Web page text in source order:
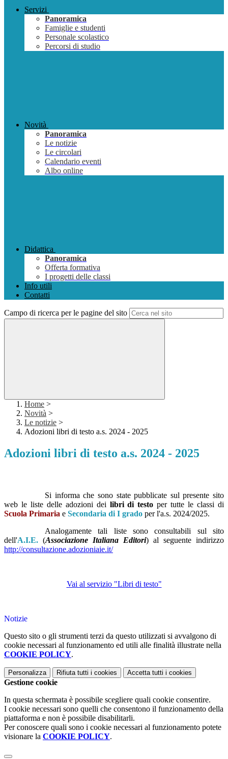
Servizi
Panoramica
Famiglie e studenti
Personale scolastico
Percorsi di studio
Novità
Panoramica
Le notizie
Le circolari
Calendario eventi
Albo online
Didattica
Panoramica
Offerta formativa
I progetti delle classi
Info utili
Contatti
Campo di ricerca per le pagine del sito
Home >
Novità >
Le notizie >
Adozioni libri di testo a.s. 2024 - 2025
Adozioni libri di testo a.s. 2024 - 2025
Si informa che sono state pubblicate sul presente sito
web le liste delle adozioni dei libri di testo per tutte le classi di
Scuola Primaria e Secondaria di I grado per l'a.s. 2024/2025.
Analogamente tali liste sono consultabili sul sito
dell'A.I.E. (Associazione Italiana Editori) al seguente indirizzo
http://consultazione.adozioniaie.it/
Vai al servizio "Libri di testo"
Notizie
Questo sito o gli strumenti terzi da questo utilizzati si avvalgono di
cookie necessari al funzionamento ed utili alle finalità illustrate nella
COOKIE POLICY.
Personalizza Rifiuta tutti i cookies Accetta tutti i cookies
Gestione cookie
In questa schermata è possibile scegliere quali cookie consentire.
I cookie necessari sono quelli che consentono il funzionamento della
piattaforma e non è possibile disabilitarli.
Per conoscere quali sono i cookie necessari al funzionamento potete
visionare la COOKIE POLICY.